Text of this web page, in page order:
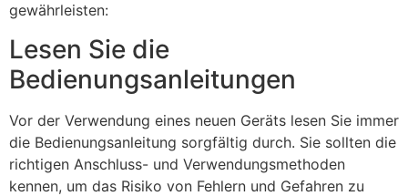
gewährleisten:
Lesen Sie die
Bedienungsanleitungen
Vor der Verwendung eines neuen Geräts lesen Sie immer
die Bedienungsanleitung sorgfältig durch. Sie sollten die
richtigen Anschluss- und Verwendungsmethoden
kennen, um das Risiko von Fehlern und Gefahren zu